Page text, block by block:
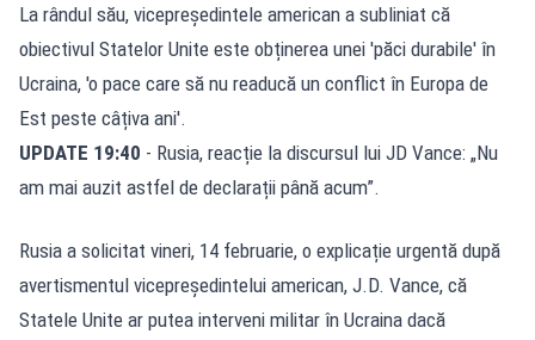
La rândul său, vicepreședintele american a subliniat că
obiectivul Statelor Unite este obținerea unei 'păci durabile' în
Ucraina, 'o pace care să nu readucă un conflict în Europa de
Est peste câțiva ani'.
UPDATE 19:40 - Rusia, reacție la discursul lui JD Vance: „Nu
am mai auzit astfel de declarații până acum”.
Rusia a solicitat vineri, 14 februarie, o explicație urgentă după
avertismentul vicepreședintelui american, J.D. Vance, că
Statele Unite ar putea interveni militar în Ucraina dacă